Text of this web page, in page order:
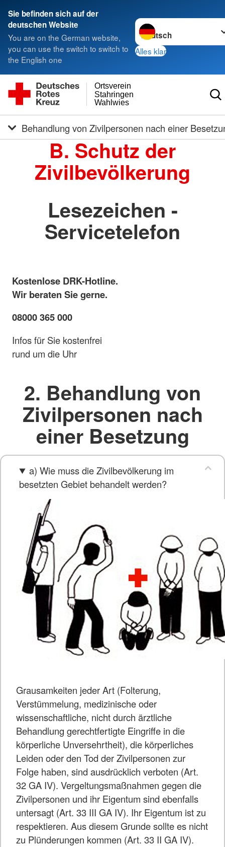
Sie befinden sich auf der
deutschen Website
You are on the German website,
you can use the switch to switch to
the English one
Sprache wechseln zu
Alles klar
Wahlwies
Stahringen
Ortsverein
Behandlung von Zivilpersonen nach einer
B. Schutz der
Zivilbevölkerung
Lesezeichen -
Servicetelefon
Kostenlose DRK-Hotline.
Wir beraten Sie gerne.
08000 365 000
Infos für Sie kostenfrei
rund um die Uhr
2. Behandlung von
Zivilpersonen nach
einer Besetzung
a) Wie muss die Zivilbevölkerung im
besetzten Gebiet behandelt werden?
Grausamkeiten jeder Art (Folterung,
Verstümmelung, medizinische oder
wissenschaftliche, nicht durch ärztliche
Behandlung gerechtfertigte Eingriffe in die
körperliche Unversehrtheit), die körperliches
Leiden oder den Tod der Zivilpersonen zur
Folge haben, sind ausdrücklich verboten (Art.
32 GA IV). Vergeltungsmaßnahmen gegen die
Zivilpersonen und ihr Eigentum sind ebenfalls
untersagt (Art. 33 III GA IV). Ihr Eigentum ist zu
respektieren. Aus diesem Grunde sollte es nicht
zu Plünderungen kommen (Art. 33 II GA IV).